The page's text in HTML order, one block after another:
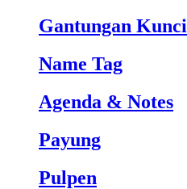
Gantungan Kunci
Name Tag
Agenda & Notes
Payung
Pulpen